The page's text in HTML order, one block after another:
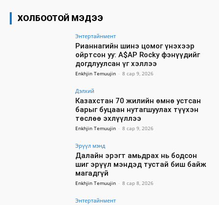
ХОЛБООТОЙ МЭДЭЭ
Энтертайнмент
Рианнагийн шинэ цомог үнэхээр
ойртсон уу: A$AP Rocky фэнүүдийг
догдлуулсан үг хэллээ
Enkhjin Temuujin - 8 сар 9, 2026
Дэлхий
Казахстан 70 жилийн өмнө устсан
барыг буцаан нутагшуулах түүхэн
төслөө эхлүүллээ
Enkhjin Temuujin - 8 сар 9, 2026
Эрүүл мэнд
Далайн эрэгт амьдрах нь бодсон
шиг эрүүл мэндэд тустай биш байж
магадгүй
Enkhjin Temuujin - 8 сар 8, 2026
Энтертайнмент